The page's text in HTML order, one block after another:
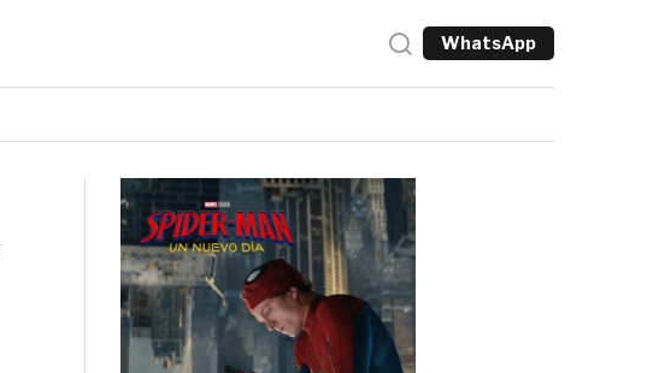
WhatsApp